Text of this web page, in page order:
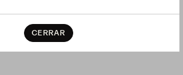
CERRAR